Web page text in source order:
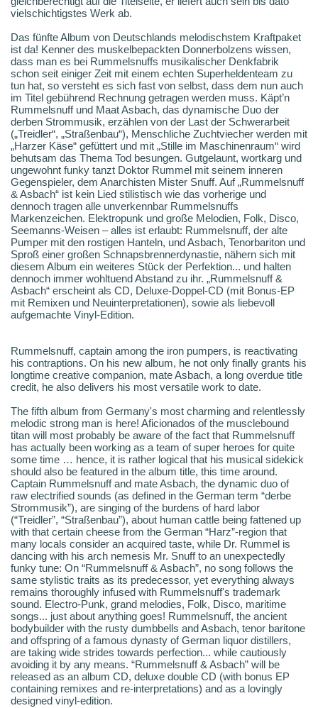
vielschichtigstes Werk ab.
Das fünfte Album von Deutschlands melodischstem Kraftpaket
ist da! Kenner des muskelbepackten Donnerbolzens wissen,
dass man es bei Rummelsnuffs musikalischer Denkfabrik
schon seit einiger Zeit mit einem echten Superheldenteam zu
tun hat, so versteht es sich fast von selbst, dass dem nun auch
im Titel gebührend Rechnung getragen werden muss. Käpt’n
Rummelsnuff und Maat Asbach, das dynamische Duo der
derben Strommusik, erzählen von der Last der Schwerarbeit
(„Treidler“, „Straßenbau“), Menschliche Zuchtviecher werden mit
„Harzer Käse“ gefüttert und mit „Stille im Maschinenraum“ wird
behutsam das Thema Tod besungen. Gutgelaunt, wortkarg und
ungewohnt funky tanzt Doktor Rummel mit seinem inneren
Gegenspieler, dem Anarchisten Mister Snuff. Auf „Rummelsnuff
& Asbach“ ist kein Lied stilistisch wie das vorherige und
dennoch tragen alle unverkennbar Rummelsnuffs
Markenzeichen. Elektropunk und große Melodien, Folk, Disco,
Seemanns-Weisen – alles ist erlaubt: Rummelsnuff, der alte
Pumper mit den rostigen Hanteln, und Asbach, Tenorbariton und
Sproß einer großen Schnapsbrennerdynastie, nähern sich mit
diesem Album ein weiteres Stück der Perfektion... und halten
dennoch immer wohltuend Abstand zu ihr. „Rummelsnuff &
Asbach“ erscheint als CD, Deluxe-Doppel-CD (mit Bonus-EP
mit Remixen und Neuinterpretationen), sowie als liebevoll
aufgemachte Vinyl-Edition.
Rummelsnuff, captain among the iron pumpers, is reactivating
his contraptions. On his new album, he not only finally grants his
longtime creative companion, mate Asbach, a long overdue title
credit, he also delivers his most versatile work to date.
The fifth album from Germany's most charming and relentlessly
melodic strong man is here! Aficionados of the musclebound
titan will most probably be aware of the fact that Rummelsnuff
has actually been working as a team of super heroes for quite
some time … hence, it is rather logical that his musical sidekick
should also be featured in the album title, this time around.
Captain Rummelsnuff and mate Asbach, the dynamic duo of
raw electrified sounds (as defined in the German term “derbe
Strommusik”), are singing of the burdens of hard labor
(“Treidler”, “Straßenbau”), about human cattle being fattened up
with that certain cheese from the German “Harz”-region that
many locals consider an acquired taste, while Dr. Rummel is
dancing with his arch nemesis Mr. Snuff to an unexpectedly
funky tune: On “Rummelsnuff & Asbach”, no song follows the
same stylistic traits as its predecessor, yet everything always
remains thoroughly infused with Rummelsnuff's trademark
sound. Electro-Punk, grand melodies, Folk, Disco, maritime
songs... just about anything goes! Rummelsnuff, the ancient
bodybuilder with the rusty dumbbells and Asbach, tenor baritone
and offspring of a famous dynasty of German liquor distillers,
are taking wide strides towards perfection... while cautiously
avoiding it by any means. “Rummelsnuff & Asbach” will be
released as an album CD, deluxe double CD (with bonus EP
containing remixes and re-interpretations) and as a lovingly
designed vinyl-edition.